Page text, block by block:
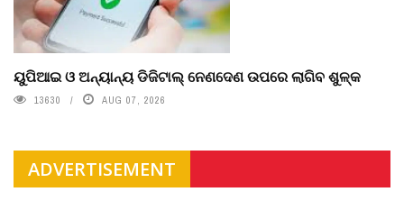
ୟୁପିଆଇ ଓ ଅନ୍ୟାନ୍ୟ ଡିଜିଟାଲ୍ ନେଣଦେଣ ଉପରେ ଲାଗିବ ଶୁଳ୍କ
13630 AUG 07, 2026
ADVERTISEMENT